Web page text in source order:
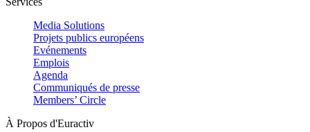
Media Solutions
Projets publics européens
Evénements
Emplois
Agenda
Communiqués de presse
Members’ Circle
À Propos d'Euractiv